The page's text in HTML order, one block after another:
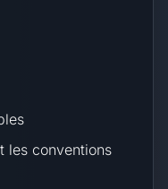
les conventions